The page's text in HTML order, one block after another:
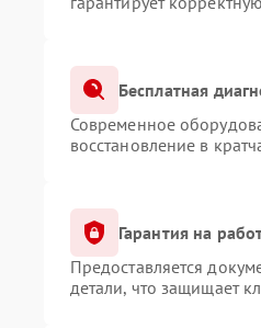
Бесплатная
Современное
восстановление в
Гарантия на
Предоставляется
детали, что защищает